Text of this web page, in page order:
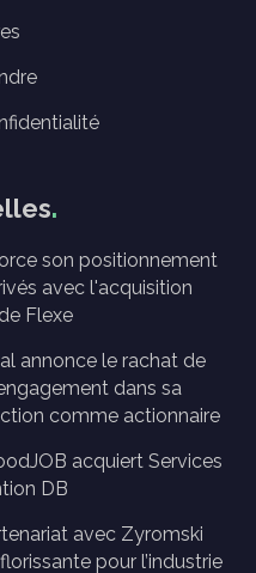
son positionnement
avec l'acquisition
Flexe
annonce le rachat de
dans sa
comme actionnaire
acquiert Services
DB
avec Zyromski
pour l’industrie